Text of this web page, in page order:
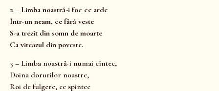
2 – Limba noastră-i foc ce arde
Într-un neam, ce fără veste
S-a trezit din somn de moarte
Ca viteazul din poveste.
3 – Limba noastră-i numai cîntec,
Doina dorurilor noastre,
Roi de fulgere, ce spintec